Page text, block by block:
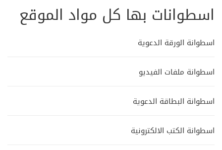
اسطوانات بها كل مواد الموقع
اسطوانة الورقة الدعوية
اسطوانة ملفات الفيديو
اسطوانة البطاقة الدعوية
اسطوانة الكتب الالكترونية